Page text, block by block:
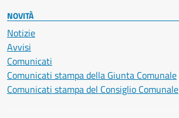
NOVITÀ
Notizie
Avvisi
Comunicati
Comunicati stampa della Giunta Comunale
Comunicati stampa del Consiglio Comunale